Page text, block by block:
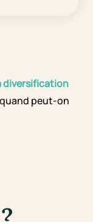
diversification
peut-on